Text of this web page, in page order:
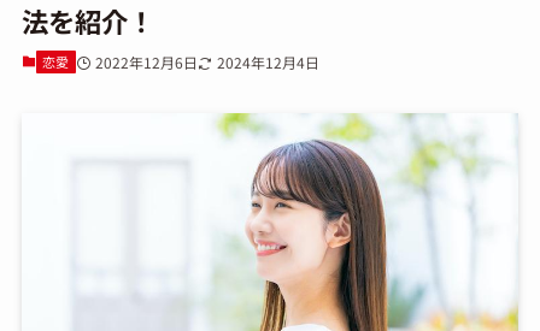
法を紹介！
恋愛 2022年12月6日 2024年12月4日